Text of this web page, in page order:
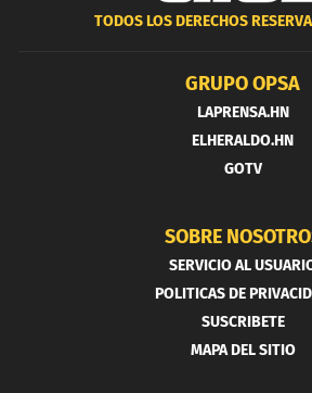
TODOS LOS DERECHOS
GRUPO OPSA
LAPRENSA.HN
ELHERALDO.HN
GOTV
SOBRE
SERVICIO AL
POLITICAS DE
SUSCRIBETE
MAPA DEL SITIO